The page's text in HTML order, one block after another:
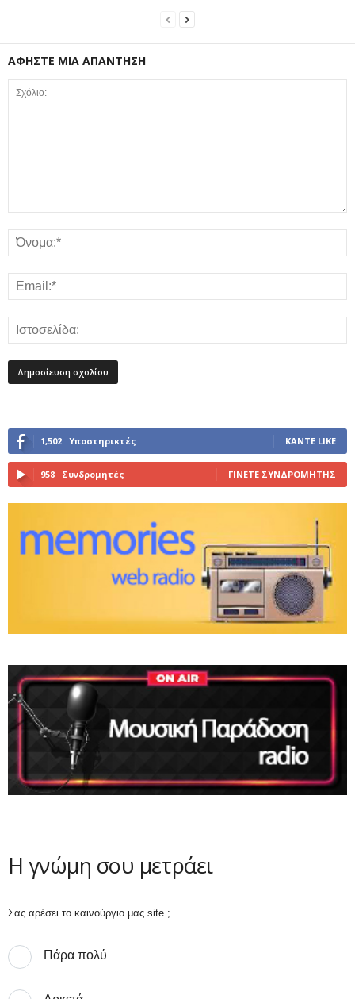
ΑΦΗΣΤΕ ΜΙΑ ΑΠΑΝΤΗΣΗ
1,502 Υποστηρικτές ΚΆΝΤΕ LIKE
958 Συνδρομητές ΓΊΝΕΤΕ ΣΥΝΔΡΟΜΗΤΉΣ
Η γνώμη σου μετράει
Σας αρέσει το καινούργιο μας site ;
Πάρα πολύ